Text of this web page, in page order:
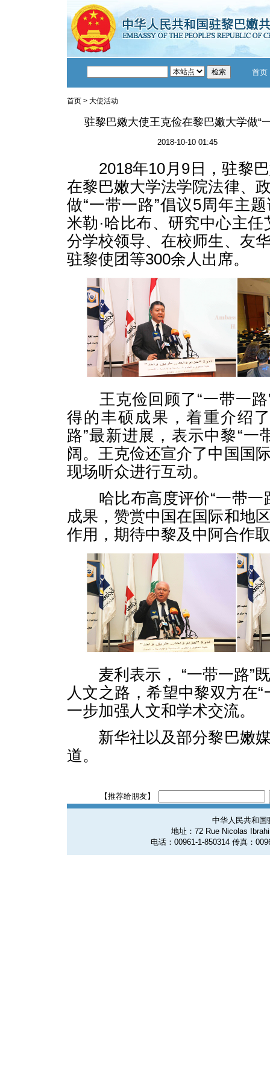
首页
首页 > 大使活动
驻黎巴嫩大使王克俭在黎巴嫩大学做“
2018-10-10 01:45
2018年10月9日，驻黎巴
在黎巴嫩大学法学院法律、
做“一带一路”倡议5周年主
米勒·哈比布、研究中心主任
分学校领导、在校师生、友
驻黎使团等300余人出席。
王克俭回顾了“一带一路
得的丰硕成果，着重介绍
路”最新进展，表示中黎“一
阔。王克俭还宣介了中国国
现场听众进行互动。
哈比布高度评价“一带一
成果，赞赏中国在国际和地
作用，期待中黎及中阿合作
麦利表示， “一带一路”
人文之路，希望中黎双方在
一步加强人文和学术交流。
新华社以及部分黎巴嫩媒
道。
【推荐给朋友】
中华人民共和国
地址：72 Rue Nicolas
电话：00961-1-850314 传真：